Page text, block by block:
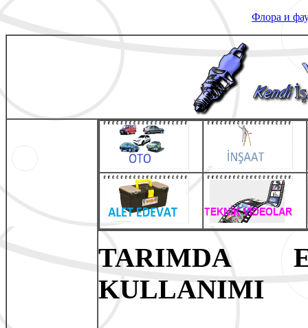
Флора и
TARIMDA
KULLANIMI